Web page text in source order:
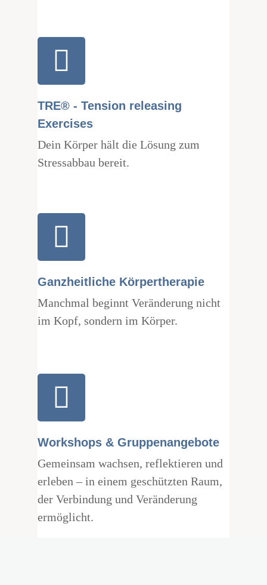
TRE® - Tension releasing
Exercises
Dein Körper hält die Lösung zum
Stressabbau bereit.
Ganzheitliche Körpertherapie
Manchmal beginnt Veränderung nicht
im Kopf, sondern im Körper.
Workshops & Gruppenangebote
Gemeinsam wachsen, reflektieren und
erleben – in einem geschützten Raum,
der Verbindung und Veränderung
ermöglicht.